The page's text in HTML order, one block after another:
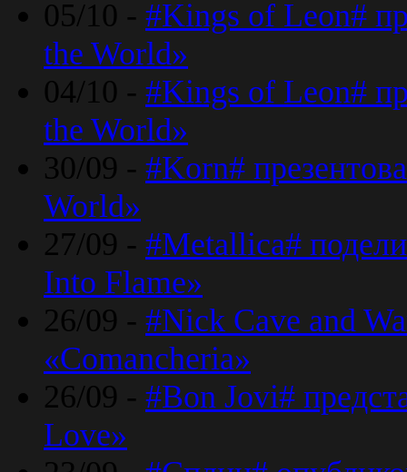
05/10 - #Kings of Leon#
the World»
04/10 - #Kings of Leon#
the World»
30/09 - #Korn#
World»
27/09 - #Metallica#
Into Flame»
26/09 - #Nick Cave and
«Comancheria»
26/09 - #Bon Jovi#
Love»